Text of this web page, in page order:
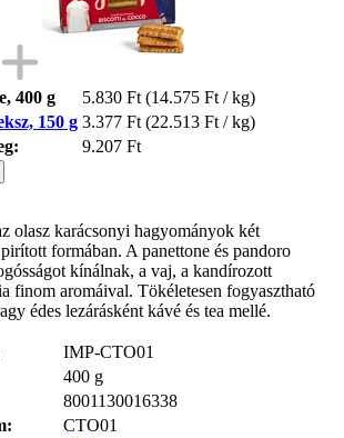
400 g 5.830 Ft (14.575 Ft / kg)
150 g 3.377 Ft (22.513 Ft / kg)
9.207 Ft
olasz karácsonyi hagyományok két
formában. A panettone és pandoro
kínálnak, a vaj, a kandírozott
finom aromáival. Tökéletesen fogyasztható
édes lezárásként kávé és tea mellé.
IMP-CTO01
400 g
8001130016338
CTO01